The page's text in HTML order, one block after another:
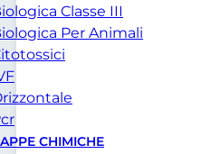
Classe III
Per Animali
CHIMICHE